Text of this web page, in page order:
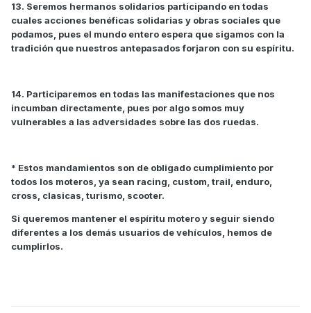
13. Seremos hermanos solidarios participando en todas
cuales acciones benéficas solidarias y obras sociales que
podamos, pues el mundo entero espera que sigamos con la
tradición que nuestros antepasados forjaron con su espíritu.
14. Participaremos en todas las manifestaciones que nos
incumban directamente, pues por algo somos muy
vulnerables a las adversidades sobre las dos ruedas.
* Estos mandamientos son de obligado cumplimiento por
todos los moteros, ya sean racing, custom, trail, enduro,
cross, clasicas, turismo, scooter.
Si queremos mantener el espíritu motero y seguir siendo
diferentes a los demás usuarios de vehículos, hemos de
cumplirlos.